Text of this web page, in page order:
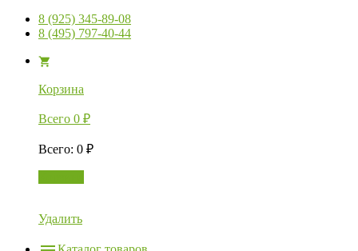
8 (925) 345-89-08
8 (495) 797-40-44
Корзина
Всего 0 ₽
Всего: 0 ₽
Удалить